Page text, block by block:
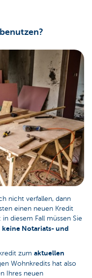
nicht verfallen, dann
einen neuen Kredit
diesem Fall müssen Sie
keine Notariats- und
zum aktuellen
Wohnkredits hat also
Ihres neuen